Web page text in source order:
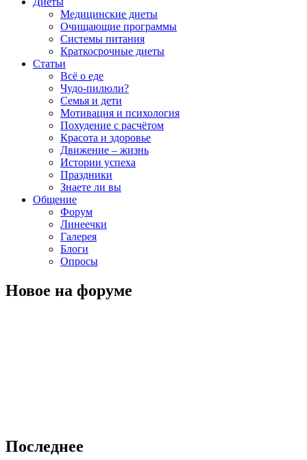
Медицинские диеты
Очищающие программы
Системы питания
Краткосрочные диеты
Статьи
Всё о еде
Чудо-пилюли?
Семья и дети
Мотивация и психология
Похудение с расчётом
Красота и здоровье
Движение – жизнь
Истории успеха
Праздники
Знаете ли вы
Общение
Форум
Линеечки
Галерея
Блоги
Опросы
Новое на форуме
Последнее